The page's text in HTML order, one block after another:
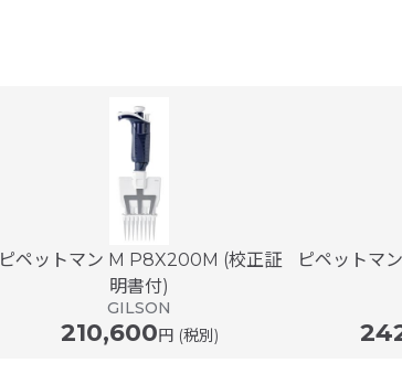
ピペットマン M P8X200M (校正証
明書付)
GILSON
210,600円 (税別)
ピペットマ